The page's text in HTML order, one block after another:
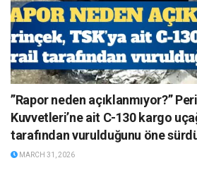
”Rapor neden açıklanmıyor?”
Kuvvetleri’ne ait C-130 kargo
tarafından vurulduğunu öne
MARCH 31, 2026